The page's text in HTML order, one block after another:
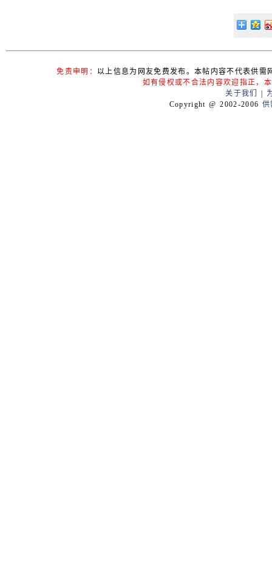
免责申明： 以上信息为网友免费发布。本帖内容不代表供
如有侵权或不合法内容欢迎指正，
关于我们
Copyright @ 2002-2006